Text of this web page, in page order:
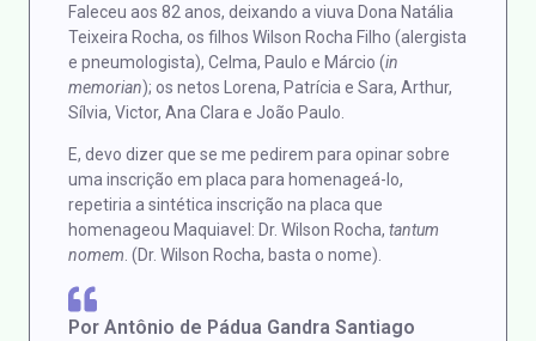
Faleceu aos 82 anos, deixando a viuva Dona Natália
Teixeira Rocha, os filhos Wilson Rocha Filho (alergista
e pneumologista), Celma, Paulo e Márcio (in
memorian); os netos Lorena, Patrícia e Sara, Arthur,
Sílvia, Victor, Ana Clara e João Paulo.
E, devo dizer que se me pedirem para opinar sobre
uma inscrição em placa para homenageá-lo,
repetiria a sintética inscrição na placa que
homenageou Maquiavel: Dr. Wilson Rocha, tantum
nomem . (Dr. Wilson Rocha, basta o nome).
Por Antônio de Pádua Gandra Santiago